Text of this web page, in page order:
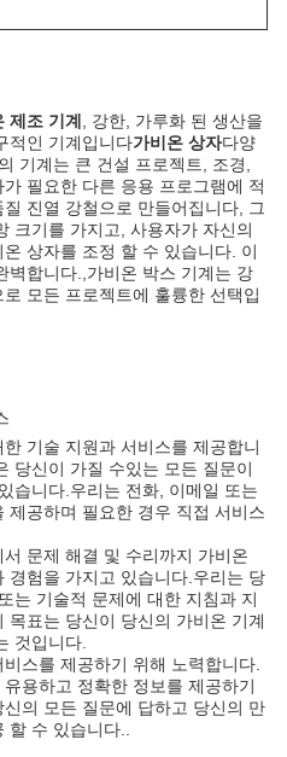
제조 기계
, 강한, 가루화 된 생산을
적인 기계입니다가비온 상자다양
기계는 큰 건설 프로젝트, 조경,
필요한 다른 응용 프로그램에 적
진열 강철으로 만들어집니다, 그
크기를 가지고, 사용자가 자신의
상자를 조정 할 수 있습니다. 이
벽합니다.,가비온 박스 기계는 강
모든 프로젝트에 훌륭한 선택입
기술 지원과 서비스를 제공합니
당신이 가질 수있는 모든 질문이
습니다.우리는 전화, 이메일 또는
제공하며 필요한 경우 직접 서비스
문제 해결 및 수리까지 가비온
경험을 가지고 있습니다.우리는 당
는 기술적 문제에 대한 지침과 지
목표는 당신이 당신의 가비온 기계
것입니다.
스를 제공하기 위해 노력합니다.
용하고 정확한 정보를 제공하기
의 모든 질문에 답하고 당신의 만
수 있습니다..